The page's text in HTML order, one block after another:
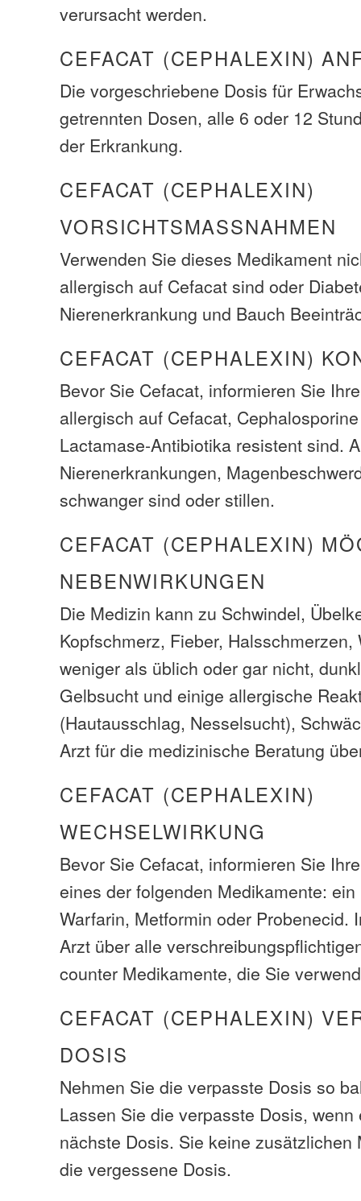
verursacht werden.
CEFACAT (CEPHALEXIN)
Die vorgeschriebene Dosis für
getrennten Dosen, alle 6 oder 12
der Erkrankung.
CEFACAT (CEPHALEXIN)
VORSICHTSMASSNAHMEN
Verwenden Sie dieses Medikament
allergisch auf Cefacat sind oder
Nierenerkrankung und Bauch
CEFACAT (CEPHALEXIN)
Bevor Sie Cefacat, informieren Sie
allergisch auf Cefacat,
Lactamase-Antibiotika resistent sind.
Nierenerkrankungen,
schwanger sind oder stillen.
CEFACAT (CEPHALEXIN)
NEBENWIRKUNGEN
Die Medizin kann zu Schwindel,
Kopfschmerz, Fieber, Halsschmerzen,
weniger als üblich oder gar nicht,
Gelbsucht und einige allergische
(Hautausschlag, Nesselsucht),
Arzt für die medizinische Beratung
CEFACAT (CEPHALEXIN)
WECHSELWIRKUNG
Bevor Sie Cefacat, informieren Sie
eines der folgenden Medikamente:
Warfarin, Metformin oder Probenecid.
Arzt über alle
counter Medikamente, die Sie
CEFACAT (CEPHALEXIN)
DOSIS
Nehmen Sie die verpasste Dosis so
Lassen Sie die verpasste Dosis,
nächste Dosis. Sie keine zusätzlichen
die vergessene Dosis.